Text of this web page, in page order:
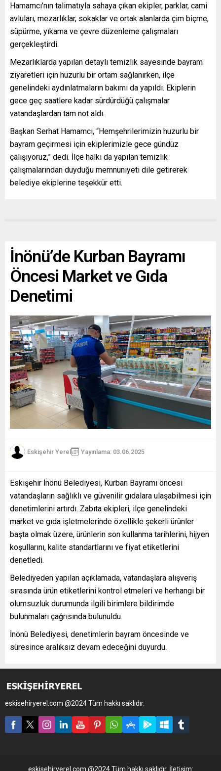
Hamamcı’nın talimatıyla sahaya çıkan ekipler, parklar, cami
avluları, mezarlıklar, sokaklar ve ortak alanlarda çim biçme,
süpürme, yıkama ve çevre düzenleme çalışmaları
gerçekleştirdi.
Mezarlıklarda yapılan detaylı temizlik sayesinde bayram
ziyaretleri için huzurlu bir ortam sağlanırken, ilçe
genelindeki aydınlatmaların bakımı da yapıldı. Ekiplerin
gece geç saatlere kadar sürdürdüğü çalışmalar
vatandaşlardan tam not aldı.
Başkan Serhat Hamamcı, “Hemşehrilerimizin huzurlu bir
bayram geçirmesi için ekiplerimizle gece gündüz
çalışıyoruz,” dedi. İlçe halkı da yapılan temizlik
çalışmalarından duyduğu memnuniyeti dile getirerek
belediye ekiplerine teşekkür etti.
İnönü’de Kurban Bayramı
Öncesi Market ve Gıda
Denetimi
Eskişehir Yerel Yayınlama: 03.06.2025
Eskişehir İnönü Belediyesi, Kurban Bayramı öncesi
vatandaşların sağlıklı ve güvenilir gıdalara ulaşabilmesi için
denetimlerini artırdı. Zabıta ekipleri, ilçe genelindeki
market ve gıda işletmelerinde özellikle şekerli ürünler
başta olmak üzere, ürünlerin son kullanma tarihlerini, hijyen
koşullarını, kalite standartlarını ve fiyat etiketlerini
denetledi.
Belediyeden yapılan açıklamada, vatandaşlara alışveriş
sırasında ürün etiketlerini kontrol etmeleri ve herhangi bir
olumsuzluk durumunda ilgili birimlere bildirimde
bulunmaları çağrısında bulunuldu.
İnönü Belediyesi, denetimlerin bayram öncesinde ve
süresince aralıksız devam edeceğini duyurdu.
eskisehiryerel.com @2024 Tüm hakkı saklıdır.
eskisehiryerel.com @2024 Tüm hakkı saklıdır. İletişim: